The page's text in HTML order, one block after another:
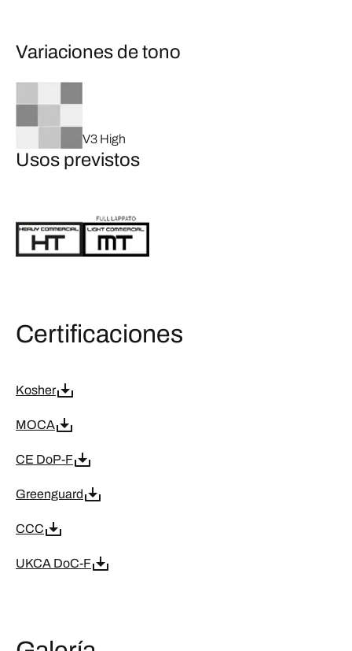
Variaciones de tono
V3 High
Usos previstos
Certificaciones
Kosher
MOCA
CE DoP-F
Greenguard
CCC
UKCA DoC-F